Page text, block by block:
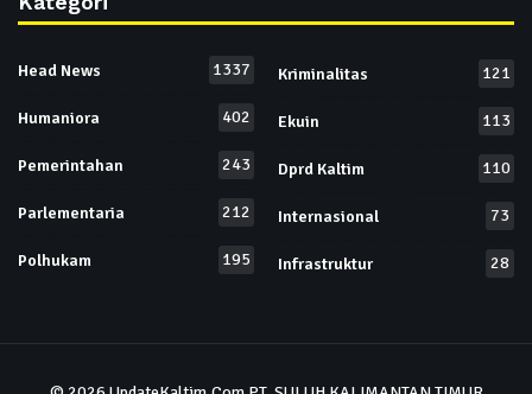
Head News 1337
Humaniora 402
Pemerintahan 243
Parlementaria 212
Polhukam 195
Kriminalitas 121
Ekuin 113
Dprd Kaltim 110
Internasional 73
Infrastruktur 28